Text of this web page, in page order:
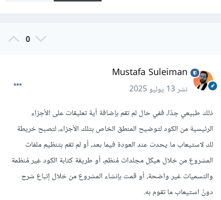
0
Mustafa Suleiman
نشر13 يوليو 2025
ذلك طبيعي جدًا، ففي حال لم تقم بإضافة أية تعليقات على الأجزاء
الرئيسية من الكود لتوضيح المنطق الخاص بتلك الأجزاء، لتصبح خريطة
لك لاستيعاب ما يحدث عند العودة فيما بعد، أو لم تقم بتنظيم ملفات
المشروع من خلال هيكل مجلدات مُنظم، أو طريقة كتابة الكود غير مُنظمة
والتسميات غير واضحة، أو قمت بإنشاء المشروع من خلال إتباع شرح
دونّ استيعاب ما تقوم به.